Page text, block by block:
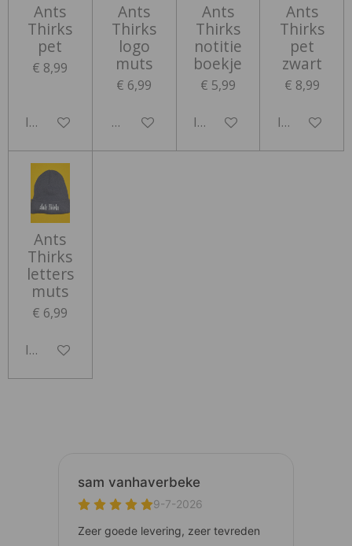
Ants
Thirks
pet
€ 8,99
In winkelwagen
Ants
Thirks
logo
muts
€ 6,99
Houd mij op de hoogte
Ants
Thirks
notitie
boekje
€ 5,99
In winkelwagen
Ants
Thirks
pet
zwart
€ 8,99
In
Ants
Thirks
letters
muts
€ 6,99
In winkelwagen